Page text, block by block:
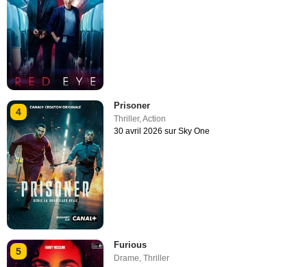
4
Prisoner
Thriller,Action
30 avril 2026 sur Sky One
5
Furious
Drame ,Thriller